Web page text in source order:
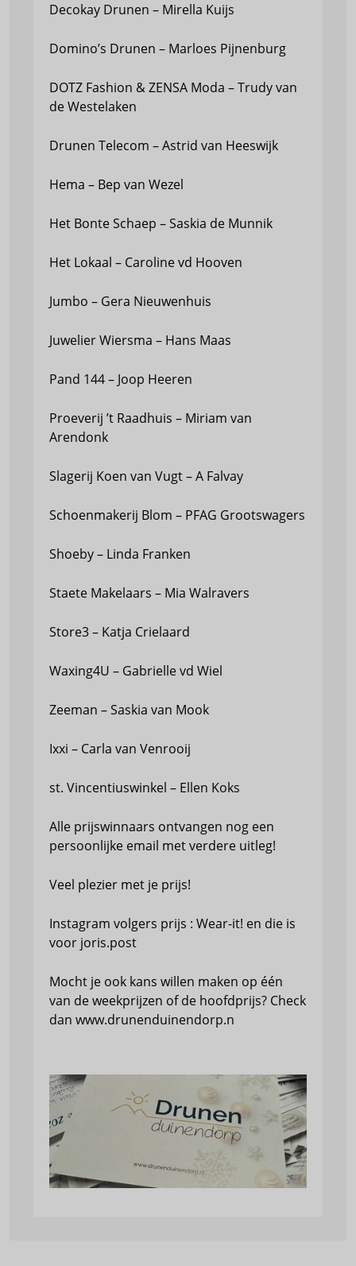
Decokay Drunen – Mirella Kuijs
Domino’s Drunen – Marloes Pijnenburg
DOTZ Fashion & ZENSA Moda – Trudy van
de Westelaken
Drunen Telecom – Astrid van Heeswijk
Hema – Bep van Wezel
Het Bonte Schaep – Saskia de Munnik
Het Lokaal – Caroline vd Hooven
Jumbo – Gera Nieuwenhuis
Juwelier Wiersma – Hans Maas
Pand 144 – Joop Heeren
Proeverij ’t Raadhuis – Miriam van
Arendonk
Slagerij Koen van Vugt – A Falvay
Schoenmakerij Blom – PFAG Grootswagers
Shoeby – Linda Franken
Staete Makelaars – Mia Walravers
Store3 – Katja Crielaard
Waxing4U – Gabrielle vd Wiel
Zeeman – Saskia van Mook
Ixxi – Carla van Venrooij
st. Vincentiuswinkel – Ellen Koks
Alle prijswinnaars ontvangen nog een
persoonlijke email met verdere uitleg!
Veel plezier met je prijs!
Instagram volgers prijs : Wear-it! en die is
voor joris.post
Mocht je ook kans willen maken op één
van de weekprijzen of de hoofdprijs? Check
dan www.drunenduinendorp.n